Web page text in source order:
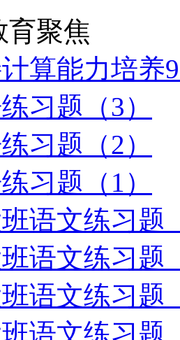
育聚焦
算能力培养
习题（3）
习题（2）
习题（1）
语文练习题
语文练习题
语文练习题
语文练习题